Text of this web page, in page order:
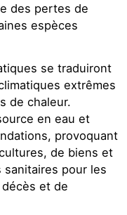
des pertes de
espèces
se traduiront
extrêmes
de chaleur.
en eau et
provoquant
de biens et
pour les
et de